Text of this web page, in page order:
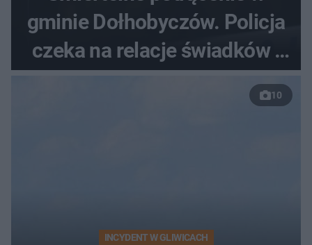
gminie Dołhobyczów. Policja
czeka na relacje świadków i
10
INCYDENT W GLIWICACH